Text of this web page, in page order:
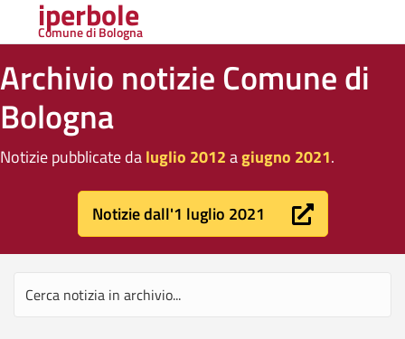
iperbole
Comune di Bologna
Archivio notizie Comune di
Bologna
Notizie pubblicate daluglio 2012agiugno 2021.
Notizie dall'1 luglio 2021